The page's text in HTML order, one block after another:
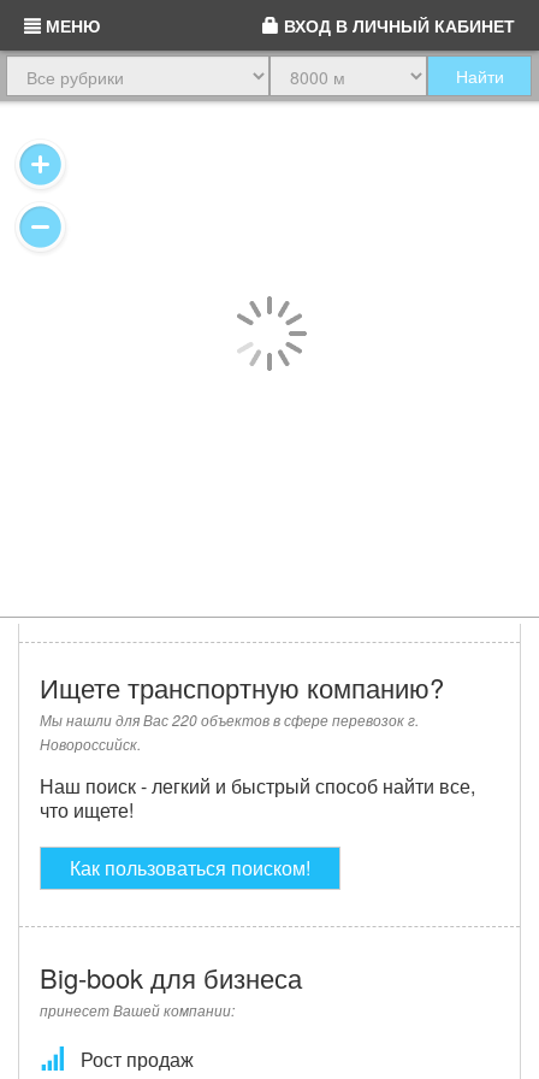
МЕНЮ ВХОД В ЛИЧНЫЙ КАБИНЕТ
Найти
Ищете транспортную компанию?
Мы нашли для Вас 220 объектов в сфере перевозок г.
Новороссийск.
Наш поиск - легкий и быстрый способ найти все,
что ищете!
Как пользоваться поиском!
Big-book для бизнеса
принесет Вашей компании:
Рост продаж